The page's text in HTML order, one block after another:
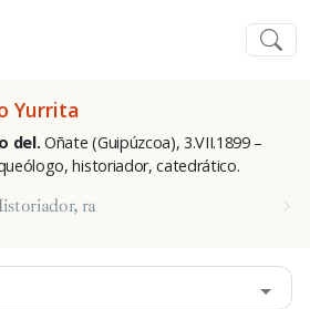
Yurrita
del.Oñate (Guipúzcoa), 3.VII.1899 –
historiador, catedrático.
ra